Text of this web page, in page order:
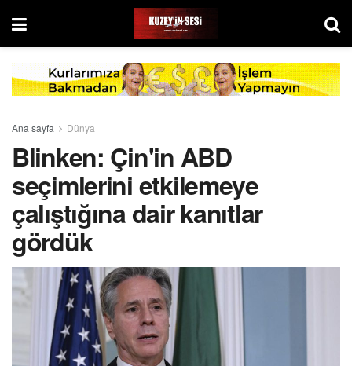
Ana sayfa Dünya
Blinken: Çin'in ABD
seçimlerini etkilemeye
çalıştığına dair kanıtlar
gördük